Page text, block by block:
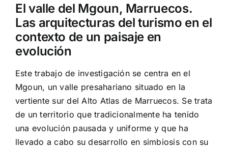
El valle del Mgoun, Marruecos.
Las arquitecturas del turismo en el
contexto de un paisaje en
evolución
Este trabajo de investigación se centra en el
Mgoun, un valle presahariano situado en la
vertiente sur del Alto Atlas de Marruecos. Se trata
de un territorio que tradicionalmente ha tenido
una evolución pausada y uniforme y que ha
llevado a cabo su desarrollo en simbiosis con su